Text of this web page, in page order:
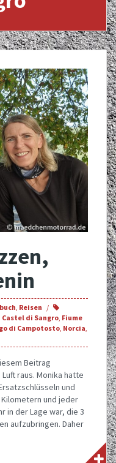
, Reisen
Castel di Sangro, Fiume
di Campotosto, Norcia,
Beitrag
raus. Monika hatte
und
und jeder
in der Lage war, die 3
aufzubringen. Daher